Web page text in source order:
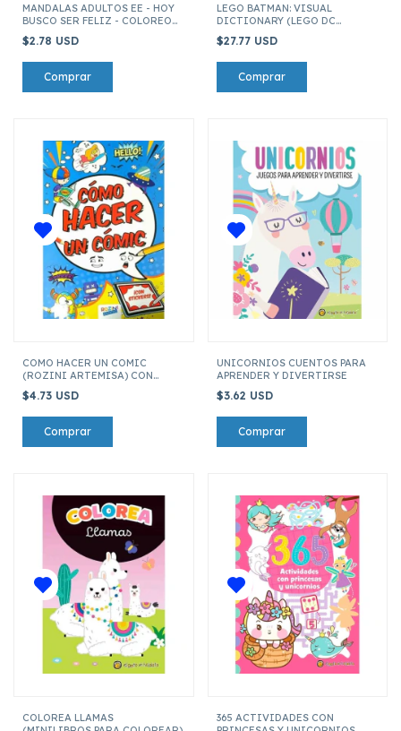
MANDALAS ADULTOS EE - HOY
BUSCO SER FELIZ - COLOREO
$2.78 USD
LEGO BATMAN: VISUAL
DICTIONARY (LEGO DC
$27.77 USD
COMO HACER UN COMIC
(ROZINI ARTEMISA) CON
$4.73 USD
UNICORNIOS CUENTOS PARA
APRENDER Y DIVERTIRSE
$3.62 USD
COLOREA LLAMAS
365 ACTIVIDADES CON